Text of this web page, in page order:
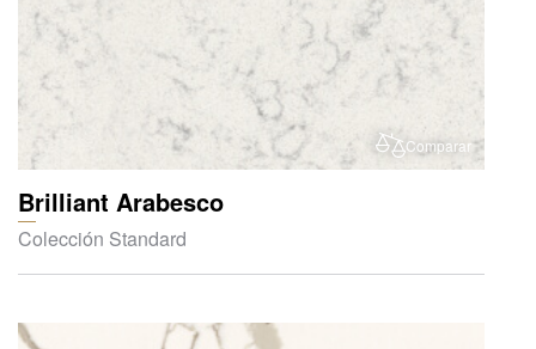
Comparar
Brilliant Arabesco
Colección Standard